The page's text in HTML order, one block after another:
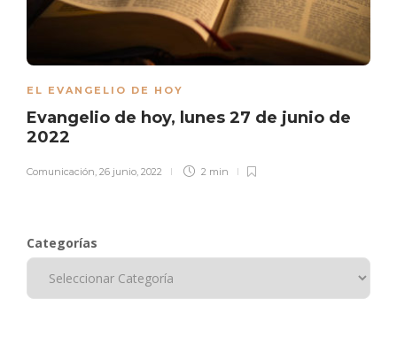
EL EVANGELIO DE HOY
Evangelio de hoy, lunes 27 de junio de
2022
Comunicación, 26 junio, 2022 2 min
Categorías